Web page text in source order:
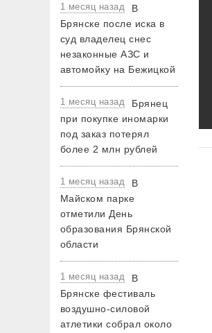
1 месяц назад
В
Брянске после иска в
суд владелец снес
незаконные АЗС и
автомойку на Бежицкой
1 месяц назад
Брянец
при покупке иномарки
под заказ потерял
более 2 млн рублей
1 месяц назад
В
Майском парке
отметили День
образования Брянской
области
1 месяц назад
В
Брянске фестиваль
воздушно-силовой
атлетики собрал около